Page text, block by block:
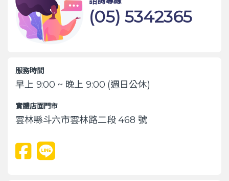
(05) 5342365
服務時間
早上 9:00 ~ 晚上 9:00 (週日公休)
實體店面門市
雲林縣斗六市雲林路二段 468 號